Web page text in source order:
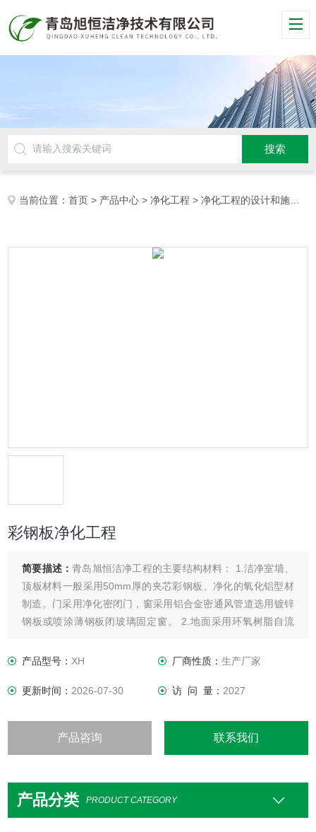
当前位置：首页 > 产品中心 >净化工程 >净化工程的设计和施工
彩钢板净化工程
简要描述：青岛旭恒洁净工程的主要结构材料： 1.洁净室墙、
顶板材料一般采用50mm厚的夹芯彩钢板、净化的氧化铝型材
制造。门采用净化密闭门，窗采用铝合金密通风管道选用镀锌
钢板或喷涂薄钢板闭玻璃固定窗。 2.地面采用环氧树脂自流
并采用“PEF"阻燃型的保温板做保温。
产品型号：XH 厂商性质： 生产厂家
更新时间：2026-07-30 访 问 量： 2027
产品咨询 联系我们
产品分类 PRODUCT CATEGORY